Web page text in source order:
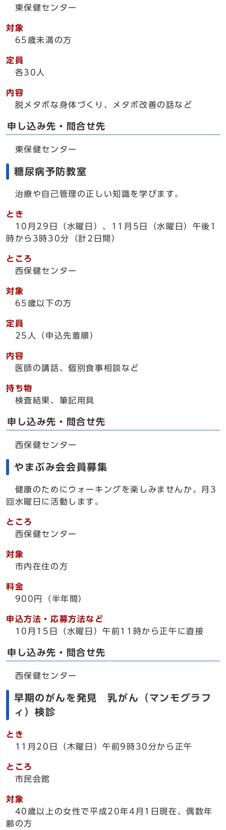
東保健センター
対象
65歳未満の方
定員
各30人
内容
脱メタボな身体づくり、メタボ改善の話など
申し込み先・問合せ先
東保健センター
糖尿病予防教室
治療や自己管理の正しい知識を学びます。
とき
10月29日（水曜日）、11月5日（水曜日）午後1
時から3時30分（計2日間）
ところ
西保健センター
対象
65歳以下の方
定員
25人（申込先着順）
内容
医師の講話、個別食事相談など
持ち物
検査結果、筆記用具
申し込み先・問合せ先
西保健センター
やまぶみ会会員募集
健康のためにウォーキングを楽しみませんか。月3
回水曜日に活動します。
ところ
西保健センター
対象
市内在住の方
料金
900円（半年間）
申込方法・応募方法など
10月15日（水曜日）午前11時から正午に直接
申し込み先・問合せ先
西保健センター
早期のがんを発見 乳がん（マンモグラフ
ィ）検診
とき
11月20日（木曜日）午前9時30分から正午
ところ
市民会館
対象
40歳以上の女性で平成20年4月1日現在、偶数年
齢の方